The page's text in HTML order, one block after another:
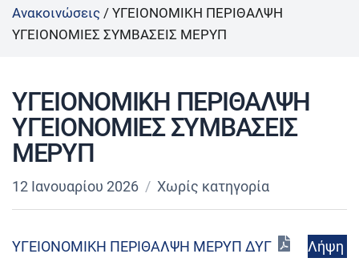
Ανακοινώσεις / ΥΓΕΙΟΝΟΜΙΚΗ ΠΕΡΙΘΑΛΨΗ
ΥΓΕΙΟΝΟΜΙΕΣ ΣΥΜΒΑΣΕΙΣ ΜΕΡΥΠ
ΥΓΕΙΟΝΟΜΙΚΗ ΠΕΡΙΘΑΛΨΗ
ΥΓΕΙΟΝΟΜΙΕΣ ΣΥΜΒΑΣΕΙΣ
ΜΕΡΥΠ
12 Ιανουαρίου 2026 Χωρίς κατηγορία
ΥΓΕΙΟΝΟΜΙΚΗ ΠΕΡΙΘΑΛΨΗ ΜΕΡΥΠ ΔΥΓ Λήψη